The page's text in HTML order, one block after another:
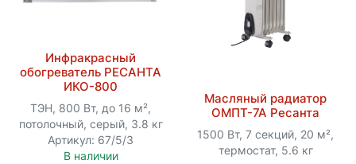
Инфракрасный
обогреватель РЕСАНТА
ИКО-800
ТЭН, 800 Вт, до 16 м²,
потолочный, серый, 3.8 кг
Артикул: 67/5/3
В наличии
Масляный радиатор
ОМПТ-7А Ресанта
1500 Вт, 7 секций, 20 м²,
термостат, 5.6 кг